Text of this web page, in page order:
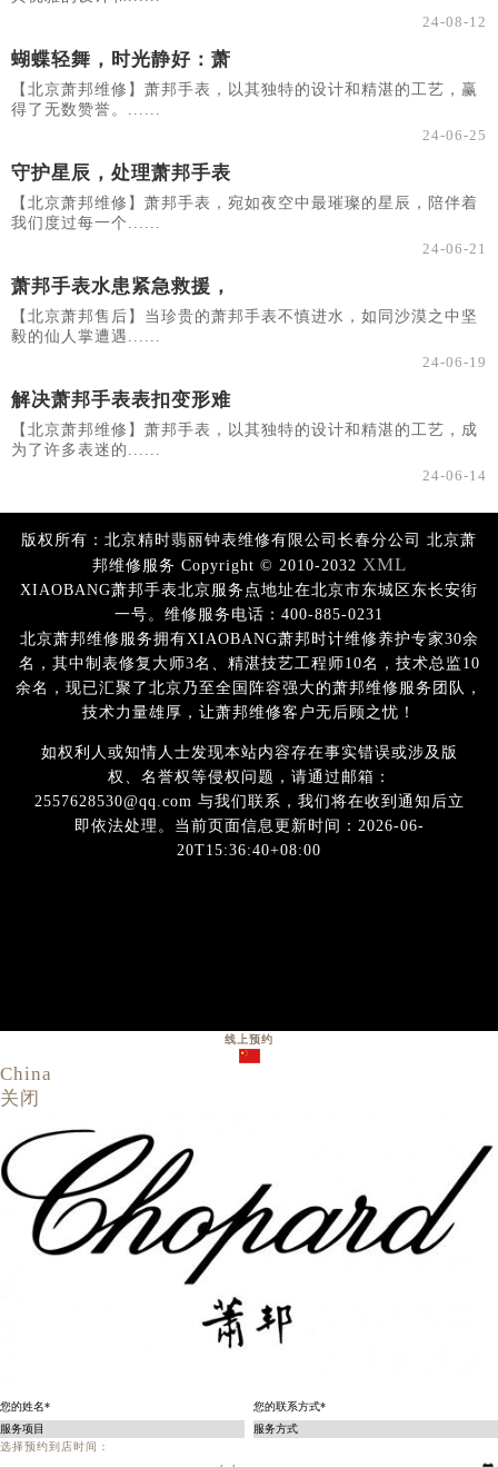
24-08-12
蝴蝶轻舞，时光静好：萧
【北京萧邦维修】萧邦手表，以其独特的设计和精湛的工艺，赢
得了无数赞誉。......
24-06-25
守护星辰，处理萧邦手表
【北京萧邦维修】萧邦手表，宛如夜空中最璀璨的星辰，陪伴着
我们度过每一个......
24-06-21
萧邦手表水患紧急救援，
【北京萧邦售后】当珍贵的萧邦手表不慎进水，如同沙漠之中坚
毅的仙人掌遭遇......
24-06-19
解决萧邦手表表扣变形难
【北京萧邦维修】萧邦手表，以其独特的设计和精湛的工艺，成
为了许多表迷的......
24-06-14
版权所有：北京精时翡丽钟表维修有限公司长春分公司 北京萧
邦维修服务 Copyright © 2010-2032 XML
XIAOBANG萧邦手表北京服务点地址在北京市东城区东长安街
一号。维修服务电话：400-885-0231
北京萧邦维修服务拥有XIAOBANG萧邦时计维修养护专家30余
名，其中制表修复大师3名、精湛技艺工程师10名，技术总监10
余名，现已汇聚了北京乃至全国阵容强大的萧邦维修服务团队，
技术力量雄厚，让萧邦维修客户无后顾之忧！
如权利人或知情人士发现本站内容存在事实错误或涉及版
权、名誉权等侵权问题，请通过邮箱：
2557628530@qq.com 与我们联系，我们将在收到通知后立
即依法处理。当前页面信息更新时间：2026-06-
20T15:36:40+08:00
线上预约
China
关闭
选择预约到店时间：